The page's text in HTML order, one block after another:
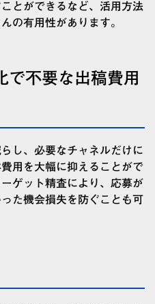
とができるなど、活用方法
の有用性があります。
で不要な出稿費用
し、必要なチャネルだけに
用を大幅に抑えることがで
ゲット精査により、応募が
た機会損失を防ぐことも可